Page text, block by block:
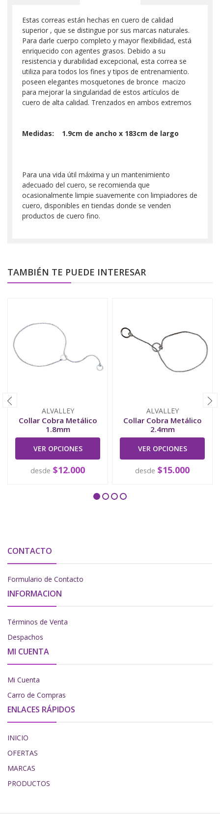
Estas correas están hechas en cuero de calidad
superior , que se distingue por sus marcas naturales.
Para darle cuerpo completo y mayor flexibilidad, está
enriquecido con agentes grasos. Debido a su
resistencia y durabilidad excepcional, esta correa se
utiliza para todos los fines y tipos de entrenamiento.
poseen elegantes mosquetones de bronce macizo
para mejorar la singularidad de estos artículos de
cuero de alta calidad. Trenzados en ambos extremos
Medidas: 1.9cm de ancho x 183cm de largo
Para una vida útil máxima y un mantenimiento
adecuado del cuero, se recomienda que
ocasionalmente limpie suavemente con limpiadores de
cuero, disponibles en tiendas donde se venden
productos de cuero fino.
TAMBIÉN TE PUEDE INTERESAR
ALVALLEY
Collar Cobra Metálico
1.8mm
VER OPCIONES
desde $12.000
ALVALLEY
Collar Cobra Metálico
2.4mm
VER OPCIONES
desde $15.000
CONTACTO
Formulario de Contacto
INFORMACION
Términos de Venta
Despachos
MI CUENTA
Mi Cuenta
Carro de Compras
ENLACES RÁPIDOS
INICIO
OFERTAS
MARCAS
PRODUCTOS